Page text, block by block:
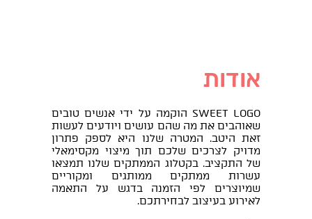
אודות
SWEET LOGO הוקמה על ידי אנשים טובים
שאוהבים את מה שהם עושים ויודעים לעשות
זאת היטב. המטרה שלנו היא לספק פתרון
מדויק לצרכים שלכם תוך מיצוי מקסימאלי
של התקציב. בקטלוג הממתקים שלנו תמצאו
עשרות ממתקים ממותגים ומקוריים
שמיוצרים לפי הזמנה בדגש על התאמה
לאירוע בעיצוב לבחירתכם.